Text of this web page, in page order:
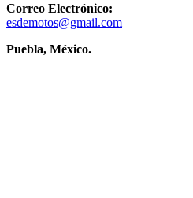
Correo Electrónico:
esdemotos@gmail.com
Puebla, México.